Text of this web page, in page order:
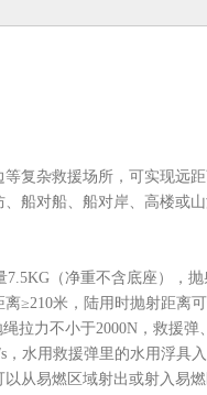
复杂救援场所，可实现远距
船对船、船对岸、高楼或
（净重不含底座），抛
≥210米，陆用时抛射距离可
拉力不小于2000N，救援弹
水用救援弹里的水用浮具
从易燃区域射出或射入易燃